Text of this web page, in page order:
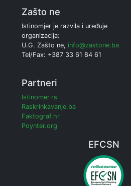
Zašto ne
Istinomjer je razvila i uređuje
organizacija:
U.G. Zašto ne, info@zastone.ba
Tel/Fax: +387 33 61 84 61
Partneri
Istinomer.rs
Raskrinkavanje.ba
Faktograf.hr
Poynter.org
EFCSN